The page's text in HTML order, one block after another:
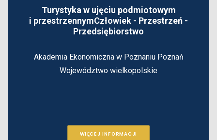
Turystyka w ujęciu podmiotowym
i przestrzennymCzłowiek - Przestrzeń -
Przedsiębiorstwo
Akademia Ekonomiczna w Poznaniu Poznań
Województwo wielkopolskie
WIĘCEJ INFORMACJI